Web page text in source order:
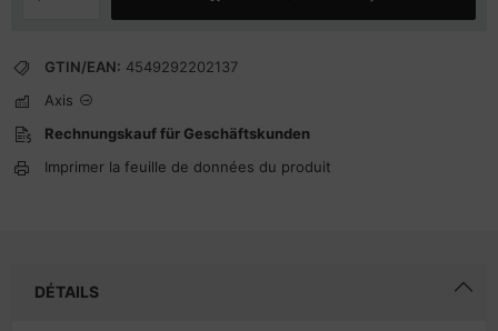
GTIN/EAN: 4549292202137
Axis
Rechnungskauf für Geschäftskunden
Imprimer la feuille de données du produit
DÉTAILS